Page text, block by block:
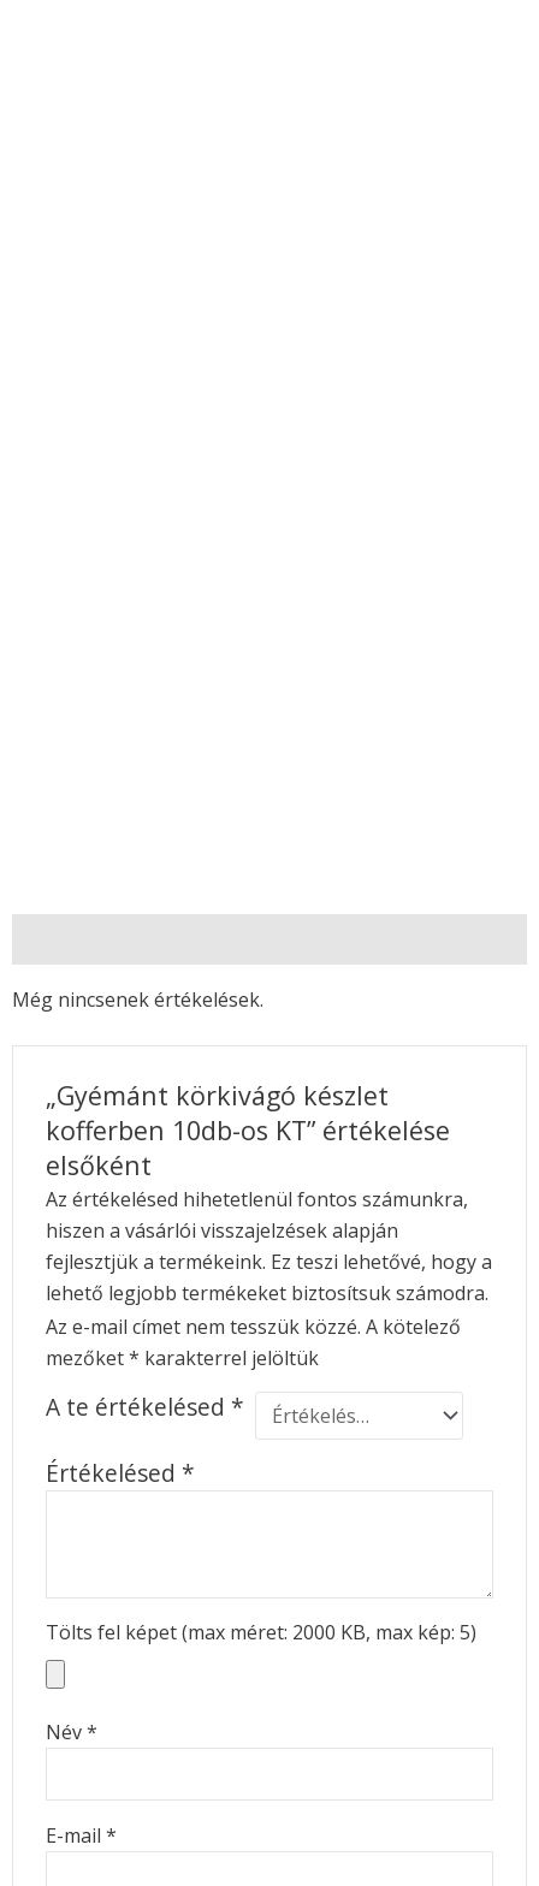
Még nincsenek értékelések.
„Gyémánt körkivágó készlet
kofferben 10db-os KT” értékelése
elsőként
Az értékelésed hihetetlenül fontos számunkra,
hiszen a vásárlói visszajelzések alapján
fejlesztjük a termékeink. Ez teszi lehetővé, hogy a
lehető legjobb termékeket biztosítsuk számodra.
Az e-mail címet nem tesszük közzé. A kötelező
mezőket* karakterrel jelöltük
A te értékelésed *
Értékelésed *
Tölts fel képet (max méret: 2000 KB, max kép: 5)
Név*
E-mail *